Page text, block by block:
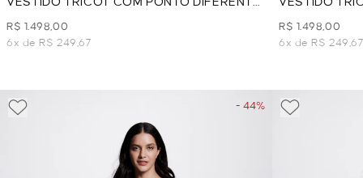
- VINHO
R$ 1.498,00
6x de R$ 249,67
- AREIA
R$ 1.498,00
6x de R$ 249,67
- 44%